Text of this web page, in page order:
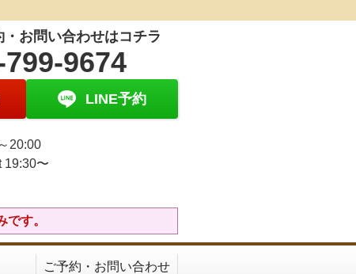
・お問い合わせはコチラ
9674
LINE予約
20:00
19:30〜
す。
ご予約・お問い合わせ